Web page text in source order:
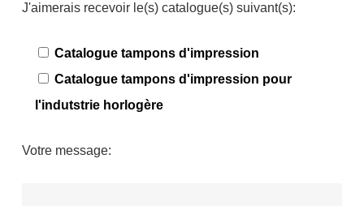
J'aimerais recevoir le(s) catalogue(s) suivant(s):
Catalogue tampons d'impression
Catalogue tampons d'impression pour
l'indutstrie horlogère
Votre message: